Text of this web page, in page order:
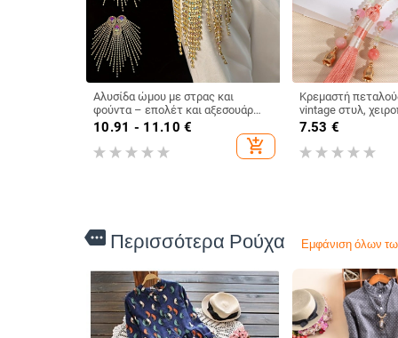
Αλυσίδα ώμου με στρας και
φούντα – επολέτ και αξεσουάρ
corsage για φόρεμα, σκηνικό
ντύσιμο (Υλικό: Κρύσταλλοι; Στυλ:
Μόδα, Unisex; Διαδικασία:
Ηλεκτροπλατίωση; Συσκευασία:
10.91 - 11.10 €
add_shopping_cart
Κρεμαστή
vintage στυλ,
πεταλούδα
7.53 €
more Περισσότερα Ρούχα Εμφάνιση όλων